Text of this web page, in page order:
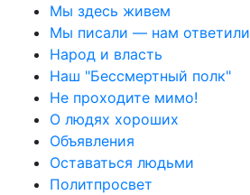
Мы здесь живем
Мы писали — нам ответили
Народ и власть
Наш "Бессмертный полк"
Не проходите мимо!
О людях хороших
Объявления
Оставаться людьми
Политпросвет